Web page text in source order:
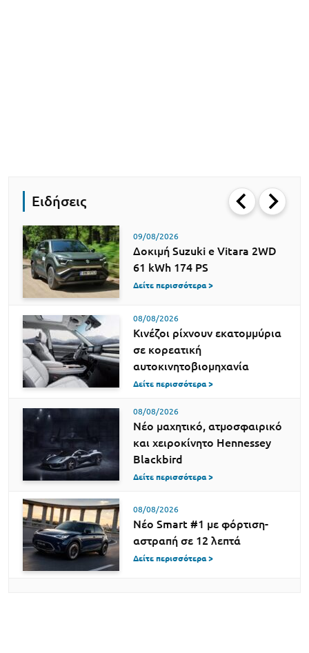
Ειδήσεις
09/08/2026
Δοκιμή Suzuki e Vitara 2WD
61 kWh 174 PS
Δείτε περισσότερα >
08/08/2026
Κινέζοι ρίχνουν εκατομμύρια
σε κορεατική
αυτοκινητοβιομηχανία
Δείτε περισσότερα >
08/08/2026
Νέο μαχητικό, ατμοσφαιρικό
και χειροκίνητο Hennessey
Blackbird
Δείτε περισσότερα >
08/08/2026
Νέο Smart #1 με φόρτιση-
αστραπή σε 12 λεπτά
Δείτε περισσότερα >